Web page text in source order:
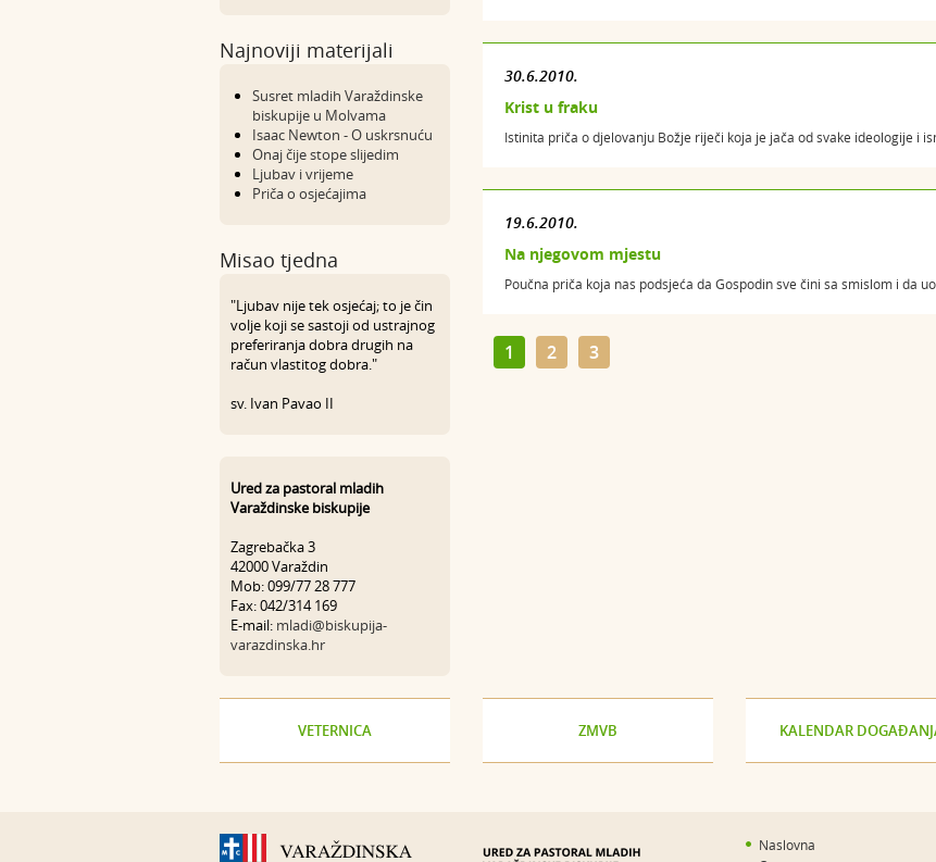
Najnoviji materijali
Susret mladih Varaždinske
biskupije u Molvama
Isaac Newton - O uskrsnuću
Onaj čije stope slijedim
Ljubav i vrijeme
Priča o osjećajima
Misao tjedna
"Ljubav nije tek osjećaj; to je čin
volje koji se sastoji od ustrajnog
preferiranja dobra drugih na
račun vlastitog dobra."
sv. Ivan Pavao II
Ured za pastoral mladih
Varaždinske biskupije
Zagrebačka 3
42000 Varaždin
Mob: 099/77 28 777
Fax: 042/314 169
E-mail: mladi@biskupija-
varazdinska.hr
30.6.2010.
Krist u fraku
Istinita priča o djelovanju Božje riječi koja je jača od svake ideologije i
19.6.2010.
Na njegovom mjestu
Poučna priča koja nas podsjeća da Gospodin sve čini sa smislom i da
1 2 3
VETERNICA ZMVB KALENDAR
Naslovna